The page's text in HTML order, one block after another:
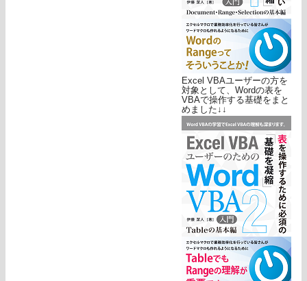
Excel VBAユーザーの方を
対象として、Wordの表を
VBAで操作する基礎をまと
めました↓↓